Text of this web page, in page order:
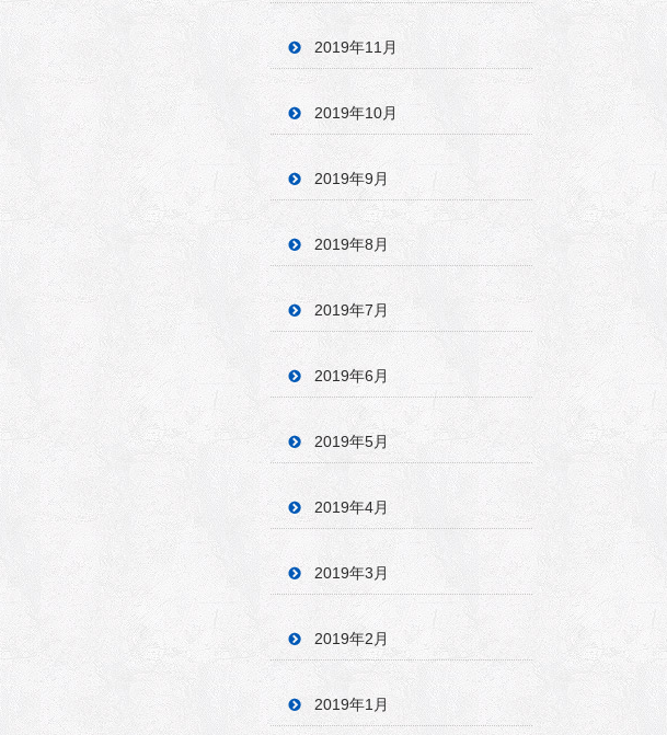
2019年11月
2019年10月
2019年9月
2019年8月
2019年7月
2019年6月
2019年5月
2019年4月
2019年3月
2019年2月
2019年1月